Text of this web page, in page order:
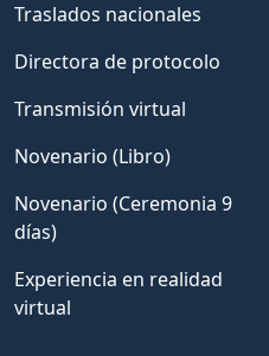
Traslados nacionales
Directora de protocolo
Transmisión virtual
Novenario (Libro)
Novenario (Ceremonia 9
días)
Experiencia en realidad
virtual